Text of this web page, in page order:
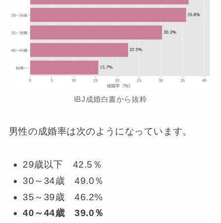
IBJ成婚白書から抜粋
男性の成婚率は次のようになっています。
29歳以下 42.5％
30～34歳 49.0％
35～39歳 46.2%
40～44歳 39.0％